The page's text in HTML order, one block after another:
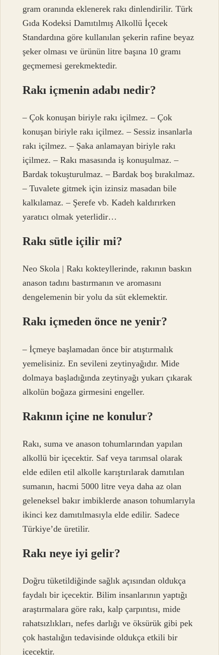
gram oranında eklenerek rakı dinlendirilir. Türk
Gıda Kodeksi Damıtılmış Alkollü İçecek
Standardına göre kullanılan şekerin rafine beyaz
şeker olması ve ürünün litre başına 10 gramı
geçmemesi gerekmektedir.
Rakı içmenin adabı nedir?
– Çok konuşan biriyle rakı içilmez. – Çok
konuşan biriyle rakı içilmez. – Sessiz insanlarla
rakı içilmez. – Şaka anlamayan biriyle rakı
içilmez. – Rakı masasında iş konuşulmaz. –
Bardak tokuşturulmaz. – Bardak boş bırakılmaz.
– Tuvalete gitmek için izinsiz masadan bile
kalkılamaz. – Şerefe vb. Kadeh kaldırırken
yaratıcı olmak yeterlidir…
Rakı sütle içilir mi?
Neo Skola | Rakı kokteyllerinde, rakının baskın
anason tadını bastırmanın ve aromasını
dengelemenin bir yolu da süt eklemektir.
Rakı içmeden önce ne yenir?
– İçmeye başlamadan önce bir atıştırmalık
yemelisiniz. En sevileni zeytinyağıdır. Mide
dolmaya başladığında zeytinyağı yukarı çıkarak
alkolün boğaza girmesini engeller.
Rakının içine ne konulur?
Rakı, suma ve anason tohumlarından yapılan
alkollü bir içecektir. Saf veya tarımsal olarak
elde edilen etil alkolle karıştırılarak damıtılan
sumanın, hacmi 5000 litre veya daha az olan
geleneksel bakır imbiklerde anason tohumlarıyla
ikinci kez damıtılmasıyla elde edilir. Sadece
Türkiye’de üretilir.
Rakı neye iyi gelir?
Doğru tüketildiğinde sağlık açısından oldukça
faydalı bir içecektir. Bilim insanlarının yaptığı
araştırmalara göre rakı, kalp çarpıntısı, mide
rahatsızlıkları, nefes darlığı ve öksürük gibi pek
çok hastalığın tedavisinde oldukça etkili bir
içecektir.